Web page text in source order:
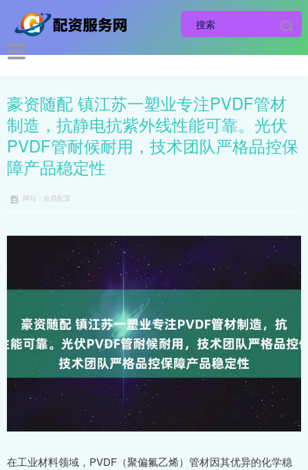
豪资随配 镇江苏一塑业专注PVDF管材
制造，抗静电抗紫外线性能可靠。光伏
PVDF管耐候耐用，技术团队严格品控保
障产品稳定性
网站：金鼎配置
在工业材料领域，PVDF（聚偏氟乙烯）管材因其优异的化学稳